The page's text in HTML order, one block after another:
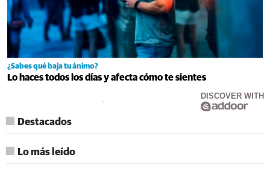
¿Sabes qué baja tu ánimo?
Lo haces todos los días y afecta cómo te sientes
DISCOVER WITH
Destacados
Lo más leído